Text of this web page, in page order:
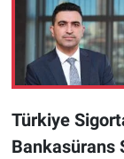
Türkiye
Bankasürans